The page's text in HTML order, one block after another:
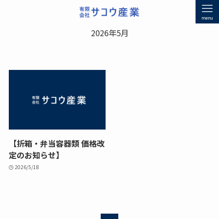
menu
2026年5月
【折箱・弁当容器類 価格改
定のお知らせ】
2026/5/18